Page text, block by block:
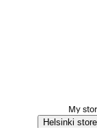
My
Helsinki store